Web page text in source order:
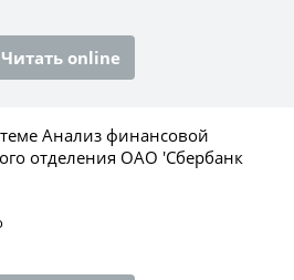
Читать online
Анализ финансовой
отделения ОАО 'Сбербанк